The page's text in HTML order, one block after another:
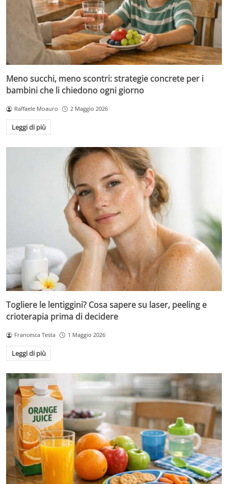
Meno succhi, meno scontri: strategie concrete per i
bambini che li chiedono ogni giorno
Raffaele Moauro 2 Maggio 2026
Leggi di più
Togliere le lentiggini? Cosa sapere su laser, peeling e
crioterapia prima di decidere
Francesca Testa 1 Maggio 2026
Leggi di più